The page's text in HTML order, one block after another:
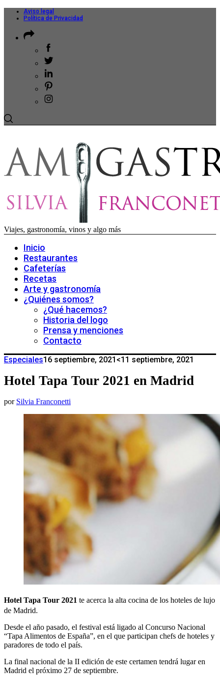
Aviso legal
Política de Privacidad
Viajes, gastronomía, vinos y algo más
Inicio
Restaurantes
Cafeterías
Recetas
Arte y gastronomía
¿Quiénes somos?
¿Qué hacemos?
Historia del logo
Prensa y menciones
Contacto
Especiales16 septiembre, 2021 <11 septiembre, 2021
Hotel Tapa Tour 2021 en Madrid
por Silvia Franconetti
Hotel Tapa Tour 2021 te acerca la alta cocina de los hoteles de lujo
de Madrid.
Desde el año pasado, el festival está ligado al Concurso Nacional
“Tapa Alimentos de España”, en el que participan chefs de hoteles y
paradores de todo el país.
La final nacional de la II edición de este certamen tendrá lugar en
Madrid el próximo 27 de septiembre.